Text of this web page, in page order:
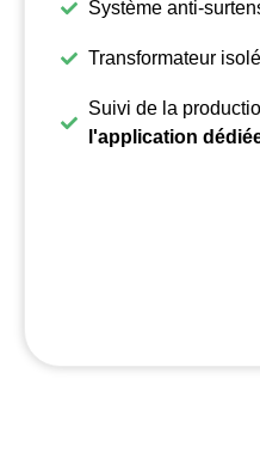
Système anti-
Transformateur
Suivi de la
l'application